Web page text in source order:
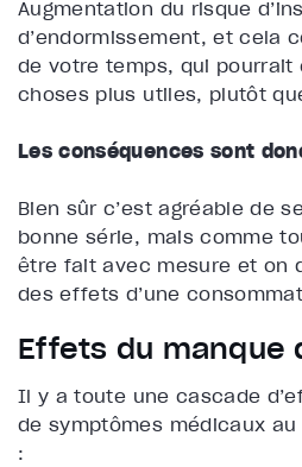
Augmentation du risque
d’endormissement, et cela
de votre temps, qui pourrait
choses plus utiles, plutôt
Les conséquences sont
Bien sûr c’est agréable de
bonne série, mais comme
être fait avec mesure et on
des effets d’une
Effets du manque
Il y a toute une cascade
de symptômes médicaux
: